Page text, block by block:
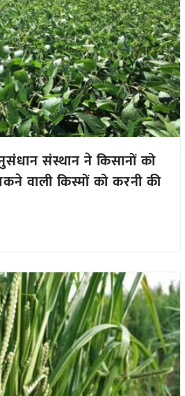
संस्थान ने किसानों को
वाली किस्मों को करनी की